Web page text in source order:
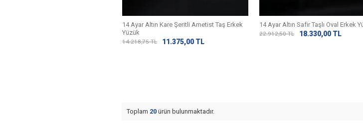
14 Ayar Altın Kare Şeritli Ametist Taş Erkek
Yüzük
14.218,75TL 11.375,00 TL
14 Ayar Altın Safir Taşlı Oval Erkek
22.912,50TL 18.330,00 TL
Toplam 20 ürün bulunmaktadır.